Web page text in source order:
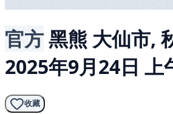
官方黑熊 大仙市,
2025年9月24日 上
收藏